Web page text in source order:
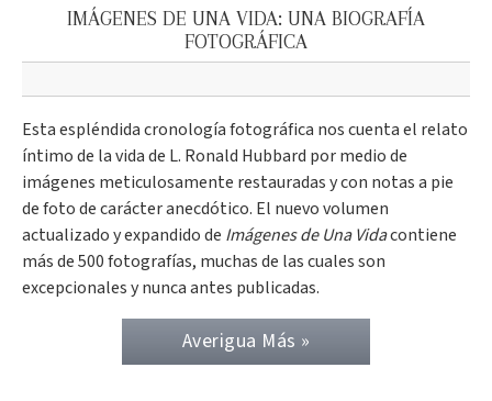
IMÁGENES DE UNA VIDA: UNA BIOGRAFÍA
FOTOGRÁFICA
Esta espléndida cronología fotográfica nos cuenta el relato
íntimo de la vida de L. Ronald Hubbard por medio de
imágenes meticulosamente restauradas y con notas a pie
de foto de carácter anecdótico. El nuevo volumen
actualizado y expandido de Imágenes de Una Vidacontiene
más de 500 fotografías, muchas de las cuales son
excepcionales y nunca antes publicadas.
Averigua Más »